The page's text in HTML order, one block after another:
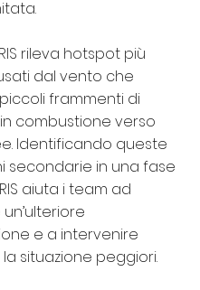
rileva hotspot più
dal vento che
frammenti di
combustione verso
Identificando queste
secondarie in una fase
aiuta i team ad
e a intervenire
situazione peggiori.